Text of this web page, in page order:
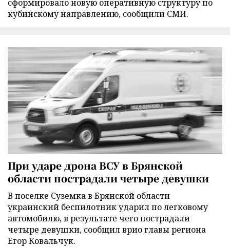
сформировало новую оперативную структуру по
кубинскому направлению, сообщили СМИ.
При ударе дрона ВСУ в Брянской
области пострадали четыре девушки
В поселке Суземка в Брянской области
украинский беспилотник ударил по легковому
автомобилю, в результате чего пострадали
четыре девушки, сообщил врио главы региона
Егор Ковальчук.